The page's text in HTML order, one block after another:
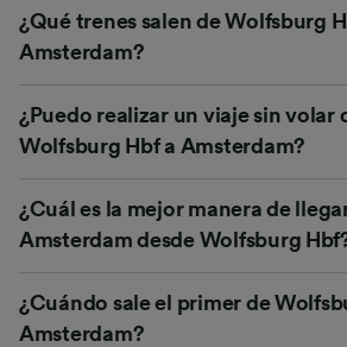
¿Qué trenes salen de Wolfsburg
Amsterdam?
¿Puedo realizar un viaje sin volar
Wolfsburg Hbf a Amsterdam?
¿Cuál es la mejor manera de
Amsterdam desde Wolfsburg
¿Cuándo sale el primer de
Amsterdam?